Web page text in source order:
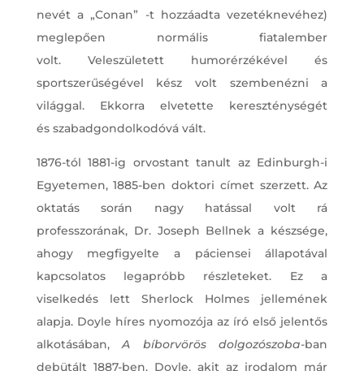
nevét a „Conan” -t hozzáadta vezetéknevéhez)
meglepően normális fiatalember
volt. Veleszületett humorérzékével és
sportszerűségével kész volt szembenézni a
világgal. Ekkorra elvetette kereszténységét
és szabadgondolkodóvá vált.
1876-tól 1881-ig orvostant tanult az Edinburgh-i
Egyetemen, 1885-ben doktori címet szerzett. Az
oktatás során nagy hatással volt rá
professzorának, Dr. Joseph Bellnek a készsége,
ahogy megfigyelte a páciensei állapotával
kapcsolatos legapróbb részleteket. Ez a
viselkedés lett Sherlock Holmes jellemének
alapja. Doyle híres nyomozója az író első jelentős
alkotásában,A bíborvörös dolgozószoba-ban
debütált 1887-ben. Doyle, akit az irodalom már